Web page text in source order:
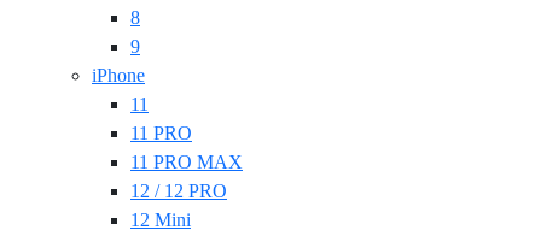
8
9
iPhone
11
11 PRO
11 PRO MAX
12 / 12 PRO
12 Mini